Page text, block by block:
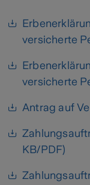
versicherte
versicherte
Antrag auf
KB/PDF)